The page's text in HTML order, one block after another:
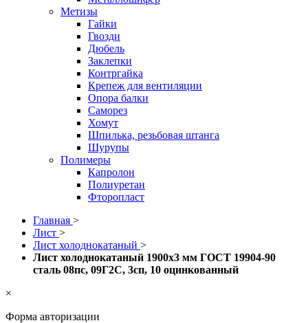
Метизы
Гайки
Гвозди
Дюбель
Заклепки
Контргайка
Крепеж для вентиляции
Опора балки
Саморез
Хомут
Шпилька, резьбовая штанга
Шурупы
Полимеры
Капролон
Полиуретан
Фторопласт
Главная >
Лист >
Лист холоднокатаный >
Лист холоднокатаный 1900x3 мм ГОСТ 19904-90
сталь 08пс, 09Г2С, 3сп, 10 оцинкованный
×
Форма авторизации